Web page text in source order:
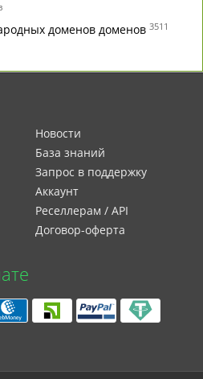
доменов доменов 3511
Новости
База знаний
Запрос в поддержку
Аккаунт
Реселлерам / API
Договор-оферта